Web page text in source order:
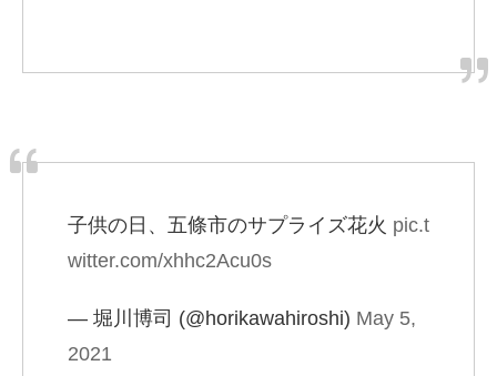
子供の日、五條市のサプライズ花火 pic.t
witter.com/xhhc2Acu0s
— 堀川博司 (@horikawahiroshi) May 5,
2021